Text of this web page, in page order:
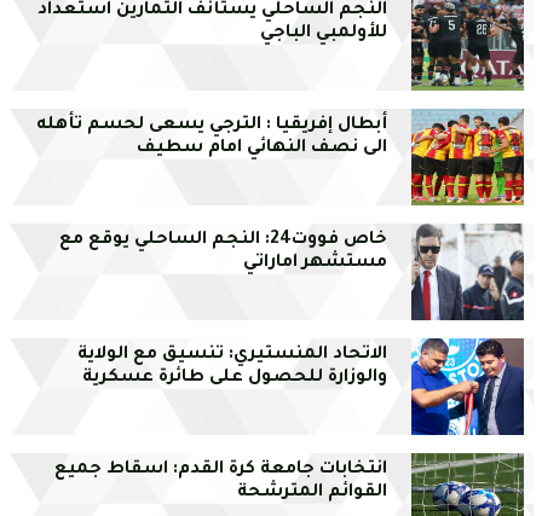
النجم الساحلي يستأنف التمارين استعداد
للأولمبي الباجي
أبطال إفريقيا : الترجي يسعى لحسم تأهله
الى نصف النهائي امام سطيف
خاص فووت24: النجم الساحلي يوقع مع
مستشهر اماراتي
الاتحاد المنستيري: تنسيق مع الولاية
والوزارة للحصول على طائرة عسكرية
انتخابات جامعة كرة القدم: اسقاط جميع
القوائم المترشحة